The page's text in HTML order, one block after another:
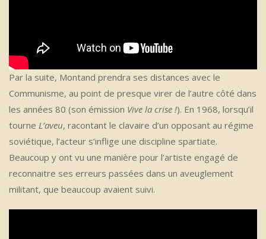
Par la suite, Montand prendra ses distances avec le
Communisme, au point de presque virer de l’autre côté dans
les années 80 (son émission Vive la crise !). En 1968, lorsqu’il
tourne L’aveu, racontant le clavaire d’un opposant au régime
soviétique, l’acteur s’inflige une discipline spartiate.
Beaucoup y ont vu une manière pour l’artiste engagé de
reconnaitre ses erreurs passées dans un aveuglement
militant, que beaucoup avaient suivi.